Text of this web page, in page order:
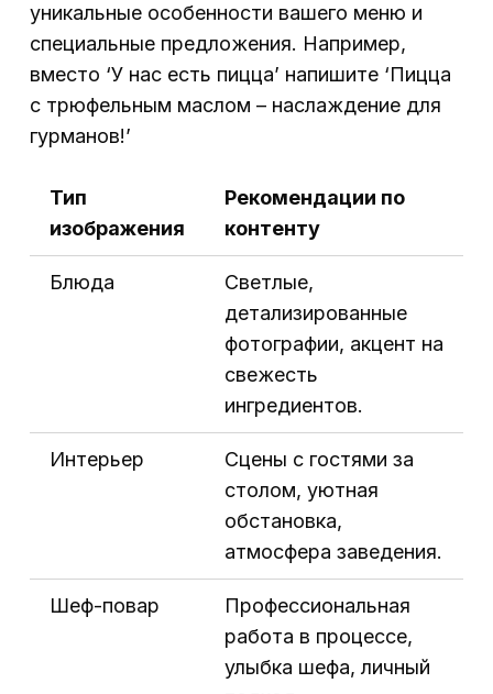
уникальные особенности вашего меню и
специальные предложения. Например,
вместо ‘У нас есть пицца’ напишите ‘Пицца
с трюфельным маслом – наслаждение для
гурманов!’
Тип
изображения
Рекомендации по
контенту
Блюда
Светлые,
детализированные
фотографии, акцент на
свежесть
ингредиентов.
Интерьер
Сцены с гостями за
столом, уютная
обстановка,
атмосфера заведения.
Шеф-повар
Профессиональная
работа в процессе,
улыбка шефа, личный